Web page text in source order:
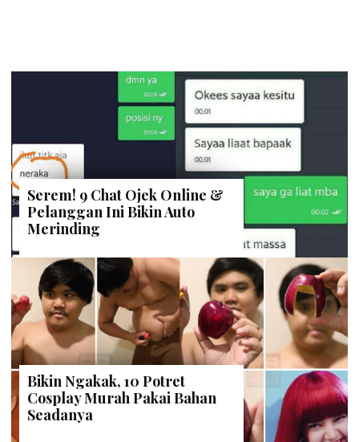
Serem! 9 Chat Ojek Online &
Pelanggan Ini Bikin Auto
Merinding
Bikin Ngakak, 10 Potret
Cosplay Murah Pakai Bahan
Seadanya